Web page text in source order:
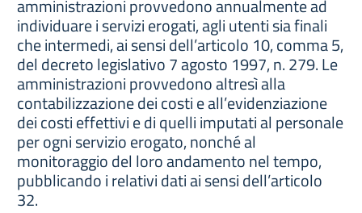
amministrazioni provvedono annualmente ad
individuare i servizi erogati, agli utenti sia finali
che intermedi, ai sensi dell’articolo 10, comma 5,
del decreto legislativo 7 agosto 1997, n. 279. Le
amministrazioni provvedono altresì alla
contabilizzazione dei costi e all’evidenziazione
dei costi effettivi e di quelli imputati al personale
per ogni servizio erogato, nonché al
monitoraggio del loro andamento nel tempo,
pubblicando i relativi dati ai sensi dell’articolo
32.